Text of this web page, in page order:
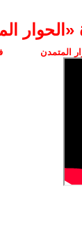
المتمدن